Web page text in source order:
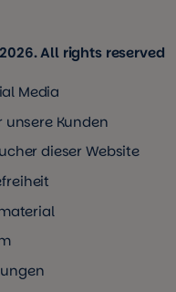
All rights reserved
Media
Kunden
dieser Website